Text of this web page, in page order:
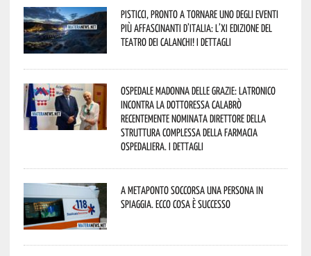
Pisticci, pronto a tornare uno degli eventi
più affascinanti d’Italia: l’XI edizione del
Teatro dei Calanchi! I dettagli
Ospedale Madonna delle Grazie: Latronico
incontra la dottoressa Calabrò
recentemente nominata Direttore della
Struttura Complessa della Farmacia
Ospedaliera. I dettagli
A Metaponto soccorsa una persona in
spiaggia. Ecco cosa è successo